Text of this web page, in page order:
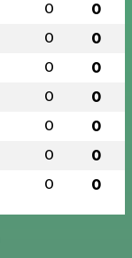
0 0
0 0
0 0
0 0
0 0
0 0
0 0